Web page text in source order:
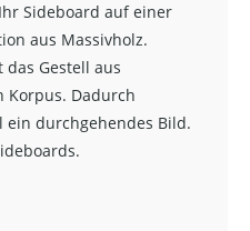
Sideboard auf einer
aus Massivholz.
Gestell aus
Korpus. Dadurch
ein durchgehendes Bild.